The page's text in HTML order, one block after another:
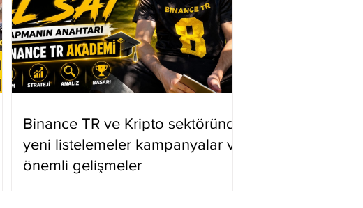
Binance TR ve Kripto sektöründe
yeni listelemeler kampanyalar ve
önemli gelişmeler